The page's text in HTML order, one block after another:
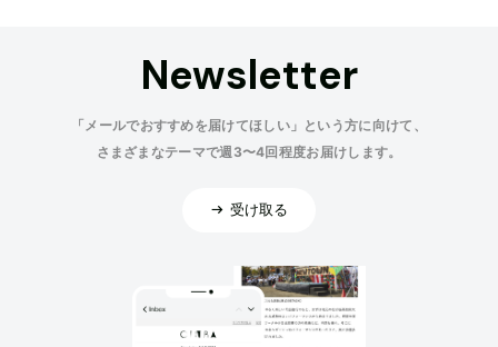
Newsletter
「メールでおすすめを届けてほしい」という方に向けて、
さまざまなテーマで週3〜4回程度お届けします。
受け取る